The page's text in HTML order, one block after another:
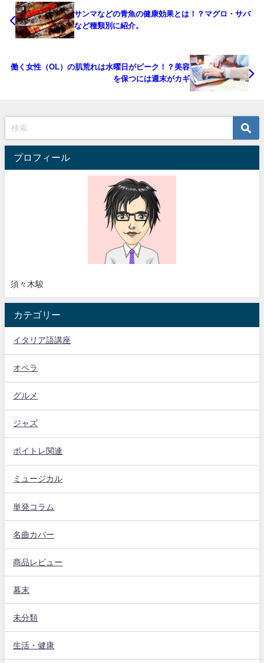
サンマなどの青魚の健康効果とは！？マグロ・サバ
など種類別に紹介。
働く女性（OL）の肌荒れは水曜日がピーク！？美容
を保つには週末がカギ
プロフィール
須々木駿
カテゴリー
イタリア語講座
オペラ
グルメ
ジャズ
ボイトレ関連
ミュージカル
単発コラム
名曲カバー
商品レビュー
幕末
未分類
生活・健康